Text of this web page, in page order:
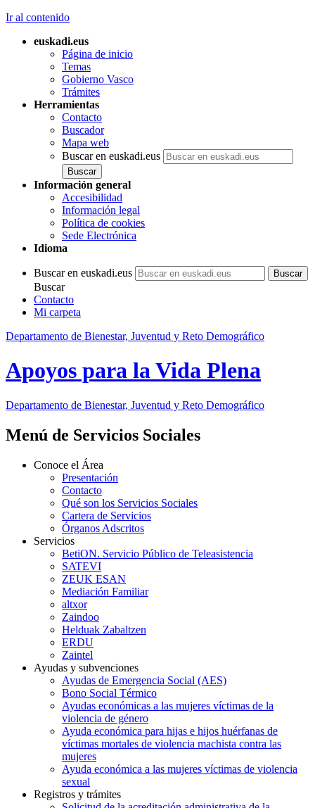
Ir al contenido
euskadi.eus
Página de inicio
Temas
Gobierno Vasco
Trámites
Herramientas
Contacto
Buscador
Mapa web
Buscar en euskadi.eus
Información general
Accesibilidad
Información legal
Política de cookies
Sede Electrónica
Idioma
Buscar en euskadi.eus
Buscar
Contacto
Mi carpeta
Departamento de Bienestar, Juventud y Reto Demográfico
Apoyos para la Vida Plena
Departamento de Bienestar, Juventud y Reto Demográfico
Menú de Servicios Sociales
Conoce el Área
Presentación
Contacto
Qué son los Servicios Sociales
Cartera de Servicios
Órganos Adscritos
Servicios
BetiON. Servicio Público de Teleasistencia
SATEVI
ZEUK ESAN
Mediación Familiar
altxor
Zaindoo
Helduak Zabaltzen
ERDU
Zaintel
Ayudas y subvenciones
Ayudas de Emergencia Social (AES)
Bono Social Térmico
Ayudas económicas a las mujeres víctimas de la
violencia de género
Ayuda económica para hijas e hijos huérfanas de
víctimas mortales de violencia machista contra las
mujeres
Ayuda económica a las mujeres víctimas de violencia
sexual
Registros y trámites